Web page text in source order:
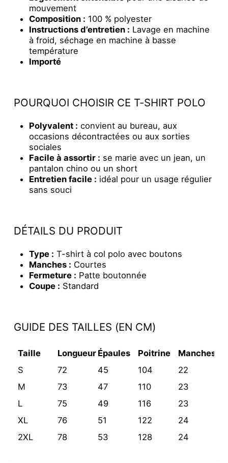
mouvement
Composition : 100 % polyester
Instructions d’entretien : Lavage en machine
à froid, séchage en machine à basse
température
Importé
POURQUOI CHOISIR CE T-SHIRT POLO
Polyvalent : convient au bureau, aux
occasions décontractées ou aux sorties
sociales
Facile à assortir : se marie avec un jean, un
pantalon chino ou un short
Entretien facile : idéal pour un usage régulier
sans souci
DÉTAILS DU PRODUIT
Type : T-shirt à col polo avec boutons
Manches : Courtes
Fermeture : Patte boutonnée
Coupe : Standard
GUIDE DES TAILLES (EN CM)
Taille Longueur Épaules Poitrine
Manches
S
72 45 104
22
M
73 47 110
23
L
75 49 116
23
XL
76 51 122
24
2XL
78 53 128 24